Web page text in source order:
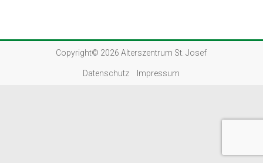
Copyright© 2026Alterszentrum St. Josef
Datenschutz Impressum